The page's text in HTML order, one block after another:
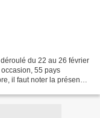
du 22 au 26 février
55 pays
il faut noter la présence